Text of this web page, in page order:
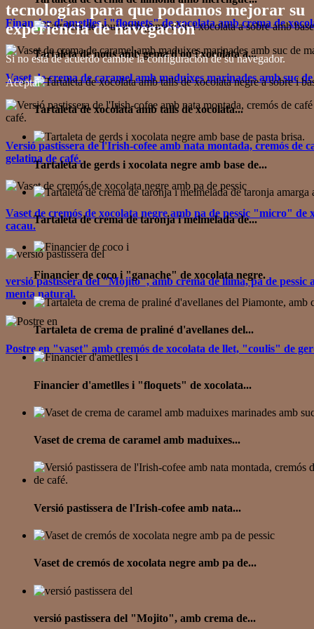
Financier d'ametlles i "floquets" de xocolata amb crema de
Vaset de crema de caramel amb maduixes marinades amb suc
Versió pastissera de l'Irish-cofee amb nata montada, cremós de
gelatina de café.
Vaset de cremós de xocolata negre amb pa de pessic "micro"
cacau.
versió pastissera del "Mojito", amb crema de llima, pa de
menta natural.
Postre en "vaset" amb cremós de xocolata de llet, "coulis" de
Tartaleta de nous amb gema d'ou i xocolata a...
Tartaleta de xocolata amb talls de xocolata...
Tartaleta de gerds i xocolata negre amb base de...
Tartaleta de crema de taronja i melmelada de...
Financier de coco i "ganache" de xocolata negre.
Tartaleta de crema de praliné d'avellanes del...
Financier d'ametlles i "floquets" de xocolata...
Vaset de crema de caramel amb maduixes...
Versió pastissera de l'Irish-cofee amb nata...
Vaset de cremós de xocolata negre amb pa de...
versió pastissera del "Mojito", amb crema de...
tecnologías para que podamos mejorar su
experiencia de navegación
Si no está de acuerdo cambie la configuración de su navegador.
Aceptar